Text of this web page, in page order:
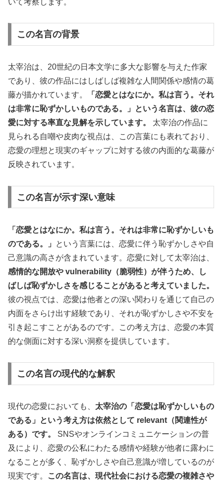
この名言の背景
太宰治は、20世紀の日本文学に多大な影響を与えた作家
であり、彼の作品にはしばしば複雑な人間関係や感情の葛
藤が描かれています。
「恋愛とはなにか。私は言う。それ
は非常に恥ずかしいものである。」という名言は、彼の恋
愛に対する率直な見解を示しています。
太宰治の作品に
見られる自嘲や皮肉な視点は、この言葉にも表れており、
恋愛の理想と現実のギャップに対する彼の内面的な葛藤が
反映されています。
この名言が示す深い意味
「恋愛とはなにか。私は言う。それは非常に恥ずかしいも
のである。」
という言葉には、恋愛に伴う恥ずかしさや自
己意識の高さが含まれています。恋愛に対して太宰治は、
感情的な開放や vulnerability（脆弱性）が伴うため、し
ばしば恥ずかしさを感じることがあると考えていました。
彼の視点では、恋愛は他者との深い関わりを通じて自己の
内面をさらけ出す経験であり、それが恥ずかしさや不安を
引き起こすことがあるのです。この考え方は、恋愛の本質
的な側面に対する深い洞察を提供しています。
この名言の現代的な解釈
現代の恋愛においても、 太宰治の「恋愛は恥ずかしいもの
である」という考え方は依然として relevant（関連性が
ある）です。
SNSやオンラインコミュニケーションの普
及により、恋愛の公私にわたる感情や経験が他者に露わに
なることが多く、恥ずかしさや自己意識が増しているのが
現実です。
この名言は、現代社会における恋愛の複雑さや